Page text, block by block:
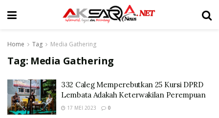
Home Tag Media Gathering
Tag: Media Gathering
332 Caleg Memperebutkan 25 Kursi DPRD
Lembata Adakah Keterwakilan Perempuan
17 MEI 2023 0